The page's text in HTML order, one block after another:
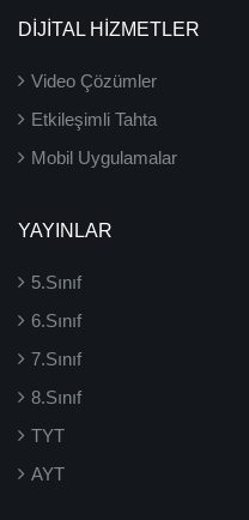
DİJİTAL HİZMETLER
Video Çözümler
Etkileşimli Tahta
Mobil Uygulamalar
YAYINLAR
5.Sınıf
6.Sınıf
7.Sınıf
8.Sınıf
TYT
AYT